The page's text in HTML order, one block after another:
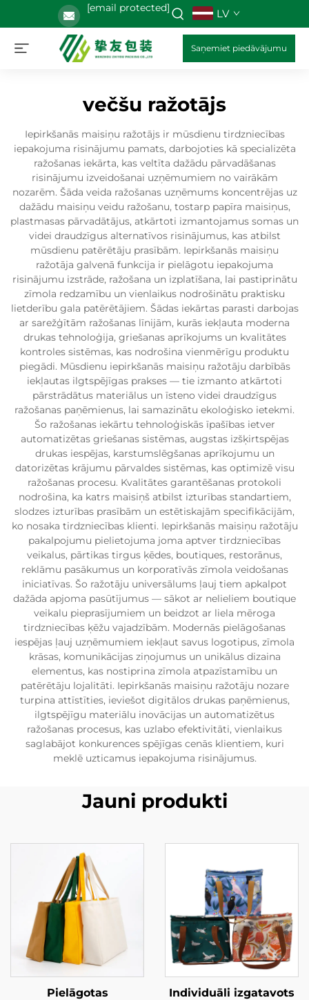
[email protected] LV
Saņemiet piedāvājumu
večšu ražotājs
Iepirkšanās maisiņu ražotājs ir mūsdienu tirdzniecības
iepakojuma risinājumu pamats, darbojoties kā specializēta
ražošanas iekārta, kas veltīta dažādu pārvadāšanas
risinājumu izveidošanai uzņēmumiem no vairākām
nozarēm. Šāda veida ražošanas uzņēmums koncentrējas uz
dažādu maisiņu veidu ražošanu, tostarp papīra maisiņus,
plastmasas pārvadātājus, atkārtoti izmantojamus somas un
videi draudzīgus alternatīvos risinājumus, kas atbilst
mūsdienu patērētāju prasībām. Iepirkšanās maisiņu
ražotāja galvenā funkcija ir pielāgotu iepakojuma
risinājumu izstrāde, ražošana un izplatīšana, lai pastiprinātu
zīmola redzamību un vienlaikus nodrošinātu praktisku
lietderību gala patērētājiem. Šādas iekārtas parasti darbojas
ar sarežģītām ražošanas līnijām, kurās iekļauta moderna
drukas tehnoloģija, griešanas aprīkojums un kvalitātes
kontroles sistēmas, kas nodrošina vienmērīgu produktu
piegādi. Mūsdienu iepirkšanās maisiņu ražotāju darbībās
iekļautas ilgtspējīgas prakses — tie izmanto atkārtoti
pārstrādātus materiālus un īsteno videi draudzīgus
ražošanas paņēmienus, lai samazinātu ekoloģisko ietekmi.
Šo ražošanas iekārtu tehnoloģiskās īpašības ietver
automatizētas griešanas sistēmas, augstas izšķirtspējas
drukas iespējas, karstumslēgšanas aprīkojumu un
datorizētas krājumu pārvaldes sistēmas, kas optimizē visu
ražošanas procesu. Kvalitātes garantēšanas protokoli
nodrošina, ka katrs maisiņš atbilst izturības standartiem,
slodzes izturības prasībām un estētiskajām specifikācijām,
ko nosaka tirdzniecības klienti. Iepirkšanās maisiņu ražotāju
pakalpojumu pielietojuma joma aptver tirdzniecības
veikalus, pārtikas tirgus ķēdes, boutiques, restorānus,
reklāmu pasākumus un korporatīvās zīmola veidošanas
iniciatīvas. Šo ražotāju universālums ļauj tiem apkalpot
dažāda apjoma pasūtījumus — sākot ar nelieliem boutique
veikalu pieprasījumiem un beidzot ar liela mēroga
tirdzniecības ķēžu vajadzībām. Modernās pielāgošanas
iespējas ļauj uzņēmumiem iekļaut savus logotipus, zīmola
krāsas, komunikācijas ziņojumus un unikālus dizaina
elementus, kas nostiprina zīmola atpazīstamību un
patērētāju lojalitāti. Iepirkšanās maisiņu ražotāju nozare
turpina attīstīties, ieviešot digitālos drukas paņēmienus,
ilgtspējīgu materiālu inovācijas un automatizētus
ražošanas procesus, kas uzlabo efektivitāti, vienlaikus
saglabājot konkurences spējīgas cenās klientiem, kuri
meklē uzticamus iepakojuma risinājumus.
Jauni produkti
Pielāgotas
Individuāli izgatavots